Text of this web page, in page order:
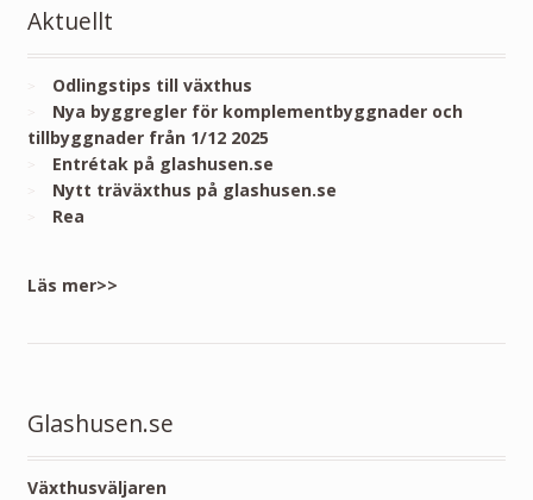
Aktuellt
Odlingstips till växthus
Nya byggregler för komplementbyggnader och
tillbyggnader från 1/12 2025
Entrétak på glashusen.se
Nytt träväxthus på glashusen.se
Rea
Läs mer>>
Glashusen.se
Växthusväljaren